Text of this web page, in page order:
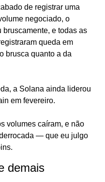
de registrar uma
negociado, o
e todas as
queda em
brusca quanto a da
a Solana ainda liderou
em fevereiro.
volumes caíram, e não
— que eu julgo
demais